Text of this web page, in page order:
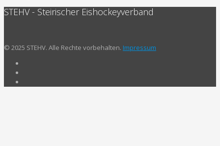
STEHV - Steirischer Eishockeyverband
© 2025 STEHV. Alle Rechte vorbehalten. Impressum